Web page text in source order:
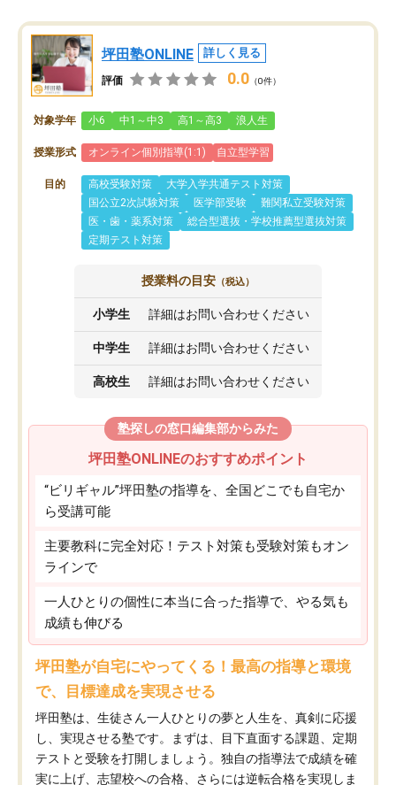
坪田塾ONLINE 詳しく見る
評価 0.0 （0件）
対象学年 小6 中1～中3 高1～高3 浪人生
授業形式 オンライン個別指導(1:1) 自立型学習
目的 高校受験対策
大学入学共通テスト対策
国公立2次試験対策
医学部受験
難関私立受験対策
医・歯・薬系対策
総合型選抜・学校推薦型選抜対策
定期テスト対策
授業料の目安 （税込）
小学生 詳細はお問い合わせください
中学生 詳細はお問い合わせください
高校生 詳細はお問い合わせください
塾探しの窓口編集部からみた
坪田塾ONLINEのおすすめポイント
“ビリギャル”坪田塾の指導を、全国どこでも自宅か
ら受講可能
主要教科に完全対応！テスト対策も受験対策もオン
ラインで
一人ひとりの個性に本当に合った指導で、やる気も
成績も伸びる
坪田塾が自宅にやってくる！最高の指導と環境
で、目標達成を実現させる
坪田塾は、生徒さん一人ひとりの夢と人生を、真剣に応援
し、実現させる塾です。まずは、目下直面する課題、定期
テストと受験を打開しましょう。独自の指導法で成績を確
実に上げ、志望校への合格、さらには逆転合格を実現しま